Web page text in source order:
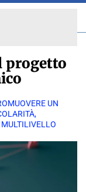
progetto
UN